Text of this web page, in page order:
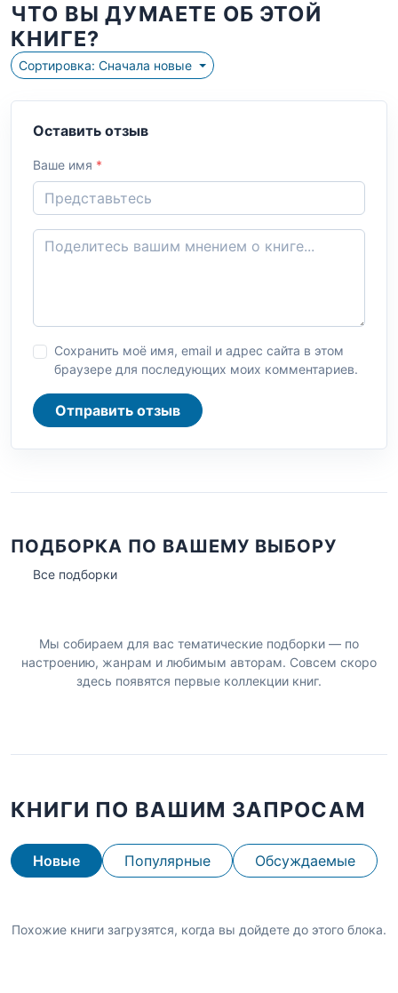
ЧТО ВЫ ДУМАЕТЕ ОБ ЭТОЙ
КНИГЕ?
Сортировка: Сначала новые
Оставить отзыв
Ваше имя *
Сохранить моё имя, email и адрес сайта в этом
браузере для последующих моих комментариев.
Отправить отзыв
ПОДБОРКА ПО ВАШЕМУ ВЫБОРУ
Все подборки
Мы собираем для вас тематические подборки — по
настроению, жанрам и любимым авторам. Совсем скоро
здесь появятся первые коллекции книг.
КНИГИ ПО ВАШИМ ЗАПРОСАМ
Новые Популярные Обсуждаемые
Похожие книги загрузятся, когда вы дойдете до этого блока.